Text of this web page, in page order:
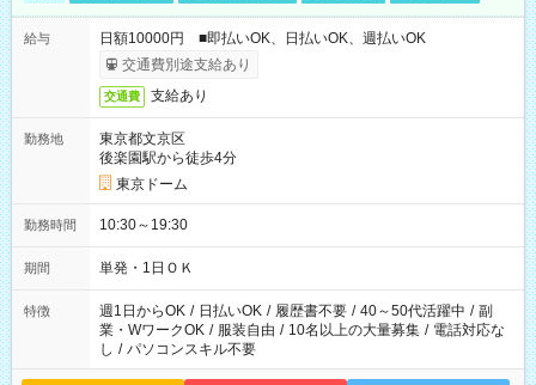
給与
日額10000円 ■即払いOK、日払いOK、週払いOK
交通費別途支給あり
交通費 支給あり
勤務地
東京都文京区
後楽園駅から徒歩4分
東京ドーム
勤務時間 10:30～19:30
期間 単発・1日ＯＫ
特徴 週1日からOK / 日払いOK / 履歴書不要 / 40～50代活躍中 / 副
業・WワークOK / 服装自由 / 10名以上の大量募集 / 電話対応な
し / パソコンスキル不要